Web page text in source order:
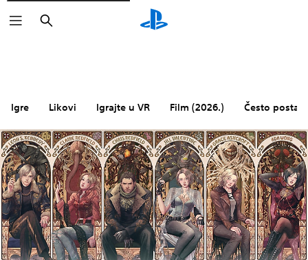
Pretraga
Igre Likovi Igrajte u VR Film (2026.) Često